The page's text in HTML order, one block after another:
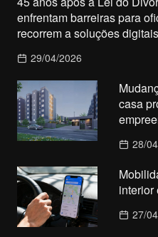
enfrentam barreiras para
recorrem a soluções digitais
29/04/2026
casa
28/
interior
27/